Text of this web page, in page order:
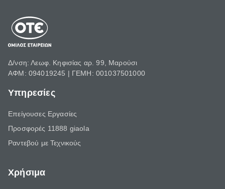
Δ/νση: Λεωφ. Κηφισίας αρ. 99, Μαρούσι
ΑΦΜ: 094019245 | ΓΕΜΗ: 001037501000
Υπηρεσίες
Επείγουσες Εργασίες
Προσφορές 11888 giaola
Ραντεβού με Τεχνικούς
Χρήσιμα